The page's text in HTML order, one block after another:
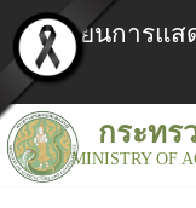
เปลี่ยนการแส
กระทร
MINISTRY OF